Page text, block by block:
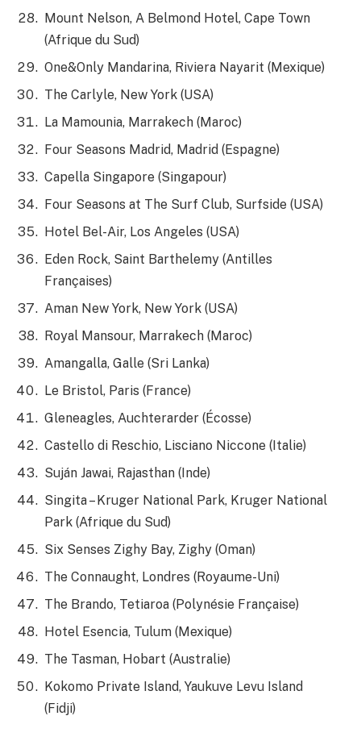
Mount Nelson, A Belmond Hotel, Cape Town
(Afrique du Sud)
One&Only Mandarina, Riviera Nayarit (Mexique)
The Carlyle, New York (USA)
La Mamounia, Marrakech (Maroc)
Four Seasons Madrid, Madrid (Espagne)
Capella Singapore (Singapour)
Four Seasons at The Surf Club, Surfside (USA)
Hotel Bel-Air, Los Angeles (USA)
Eden Rock, Saint Barthelemy (Antilles
Françaises)
Aman New York, New York (USA)
Royal Mansour, Marrakech (Maroc)
Amangalla, Galle (Sri Lanka)
Le Bristol, Paris (France)
Gleneagles, Auchterarder (Écosse)
Castello di Reschio, Lisciano Niccone (Italie)
Suján Jawai, Rajasthan (Inde)
Singita – Kruger National Park, Kruger National
Park (Afrique du Sud)
Six Senses Zighy Bay, Zighy (Oman)
The Connaught, Londres (Royaume-Uni)
The Brando, Tetiaroa (Polynésie Française)
Hotel Esencia, Tulum (Mexique)
The Tasman, Hobart (Australie)
Kokomo Private Island, Yaukuve Levu Island
(Fidji)